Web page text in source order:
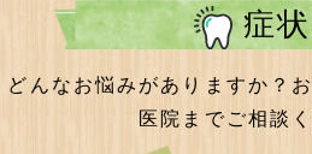
症
どんなお悩みがありますか？
医院までご相談